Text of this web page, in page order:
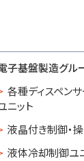
子基盤製造グル
各種ディスペン
ニット
液晶付き制御・
液体冷却制御ユ